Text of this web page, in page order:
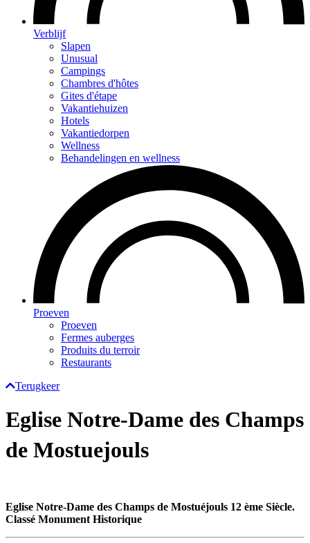
Verblijf
Slapen
Unusual
Campings
Chambres d'hôtes
Gites d'étape
Vakantiehuizen
Hotels
Vakantiedorpen
Wellness
Behandelingen en wellness
Proeven
Proeven
Fermes auberges
Produits du terroir
Restaurants
Terugkeer
Eglise Notre-Dame des Champs
de Mostuejouls
Eglise Notre-Dame des Champs de Mostuéjouls 12 ème Siècle.
Classé Monument Historique